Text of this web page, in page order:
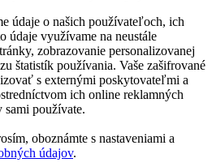
údaje o našich používateľoch, ich
údaje využívame na neustále
zobrazovanie personalizovanej
štatistík používania. Vaše zašifrované
s externými poskytovateľmi a
ich online reklamných
sami používate.
oboznámte s nastaveniami a
údajov.